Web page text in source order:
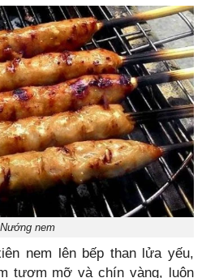
Nướng nem
nem lên bếp than lửa yếu,
tươm mỡ và chín vàng, luôn